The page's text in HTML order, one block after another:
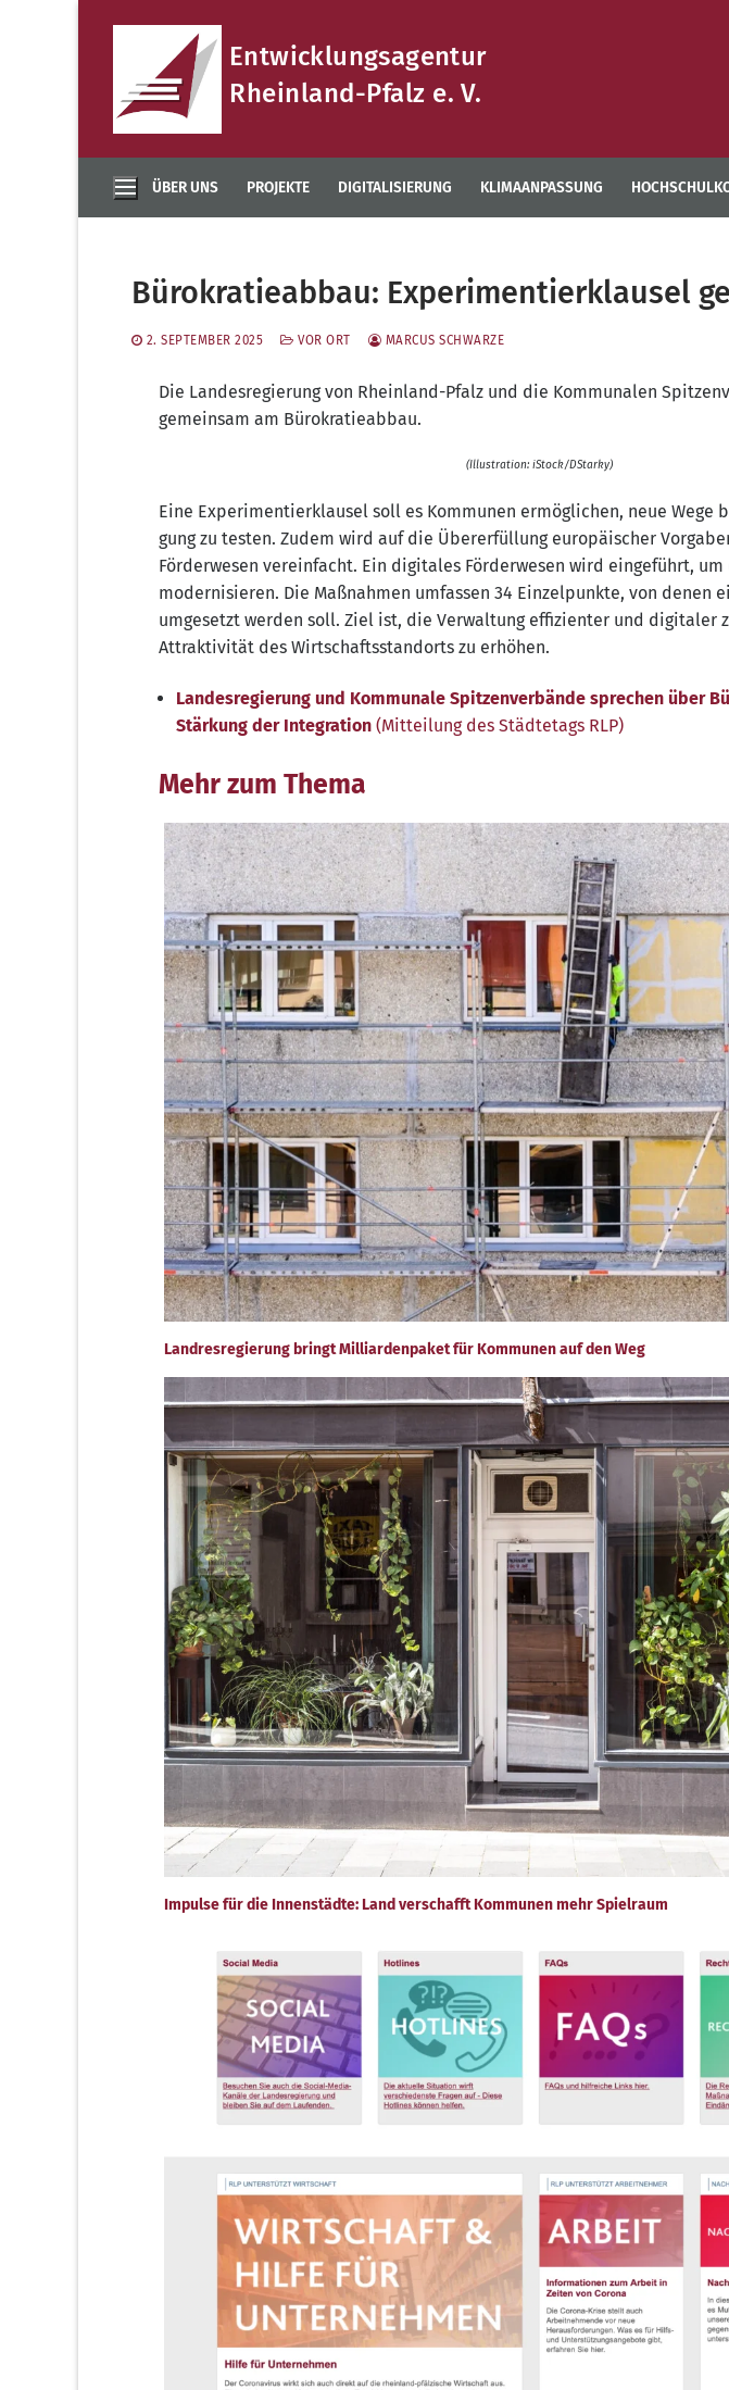
Entwicklungsagentur
Rheinland-Pfalz e. V.
ÜBER UNS PROJEKTE DIGITALISIERUNG KLIMAANPASSUNG
Bürokratieabbau: Experimentierklausel
2. SEPTEMBER 2025 VOR ORT MARCUS SCHWARZE
Die Lan­des­re­gie­rung von Rhein­land-Pfalz und die Kom­mu­na­len
gemein­sam am Bürokratieabbau.
(Illus­tra­ti­on: iStock/​DStarky)
Eine Expe­ri­men­tier­klau­sel soll es Kom­mu­nen ermög­li­chen, neue
gung zu tes­ten. Zudem wird auf die Über­erfül­lung euro­päi­scher
För­der­we­sen ver­ein­facht. Ein digi­ta­les För­der­we­sen wird ein­ge­führt, um
moder­ni­sie­ren. Die Maß­nah­men umfas­sen 34 Ein­zel­punk­te, von denen
umge­setzt wer­den soll. Ziel ist, die Ver­wal­tung effi­zi­en­ter und digi­ta­ler
Attrak­ti­vi­tät des Wirt­schafts­stand­orts zu erhöhen.
Lan­des­re­gie­rung und Kom­mu­na­le Spit­zen­ver­bän­de spre­chen über
Stär­kung der Inte­gra­ti­on (Mit­tei­lung des Städ­te­tags RLP)
Mehr zum Thema
Landresregierung bringt Milliardenpaket für Kommunen auf den Weg
Impulse für die Innenstädte: Land verschafft Kommunen mehr Spielraum